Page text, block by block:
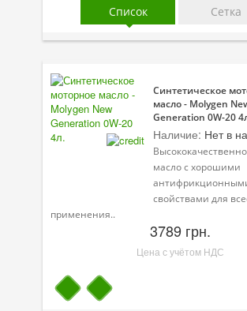
Присадки в масло
Присадки в системы охлаждения
Автокосметика
Трансмиссионные масла
Сервисные продукты
Клеи и герметики
Профи-серия
Уход за кондиционером
Список Сетка
Синтетическое
масло - Molygen
Generation 0W-20
Наличие: Нет в
масло с хорошими
свойствами для
применения..
3789 грн.
Цена с учётом НДС